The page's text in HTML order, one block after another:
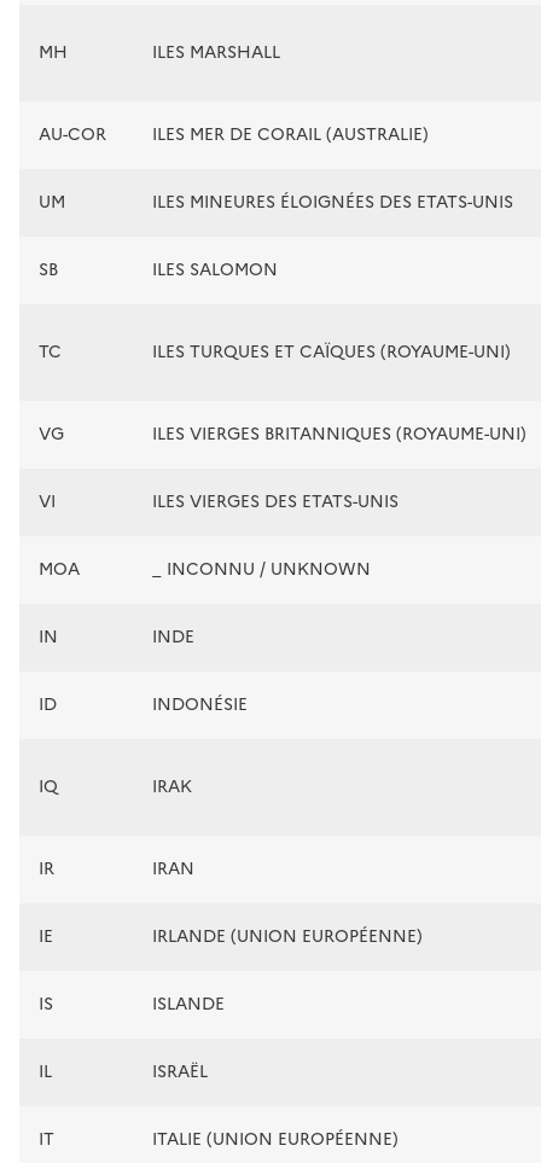
MH ILES MARSHALL
AU-COR ILES MER DE CORAIL (AUSTRALIE)
UM ILES MINEURES ÉLOIGNÉES DES ETATS-UNIS
SB ILES SALOMON
TC ILES TURQUES ET CAÏQUES (ROYAUME-UNI)
VG ILES VIERGES BRITANNIQUES (ROYAUME-UNI)
VI ILES VIERGES DES ETATS-UNIS
MOA _ INCONNU / UNKNOWN
IN INDE
ID INDONÉSIE
IQ IRAK
IR IRAN
IE IRLANDE (UNION EUROPÉENNE)
IS ISLANDE
IL ISRAËL
IT ITALIE (UNION EUROPÉENNE)